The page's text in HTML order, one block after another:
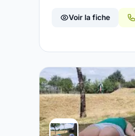
Voir la fiche